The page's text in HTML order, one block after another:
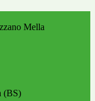
Mella
(BS)